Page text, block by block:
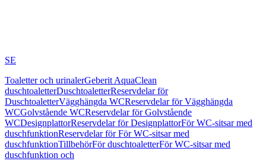
SE
Toaletter och urinalerGeberit AquaClean
duschtoaletterDuschtoaletterReservdelar för
DuschtoaletterVägghängda WCReservdelar för Vägghängda
WCGolvstående WCReservdelar för Golvstående
WCDesignplattorReservdelar för DesignplattorFör WC-sitsar med
duschfunktionReservdelar för För WC-sitsar med
duschfunktionTillbehörFör duschtoaletterFör WC-sitsar med
duschfunktion och